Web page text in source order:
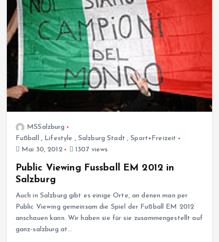
MSSalzburg
Fußball
, Lifestyle , Salzburg Stadt ,Sport+Freizeit
Mai 30, 2012
1307 views
Public Viewing Fussball EM 2012 in
Salzburg
Auch in Salzburg gibt es einige Orte, an denen man per
Public Viewing gemeinsam die Spiel der Fußball EM 2012
anschauen kann. Wir haben sie für sie zusammengestellt auf
ganz-salzburg.at…